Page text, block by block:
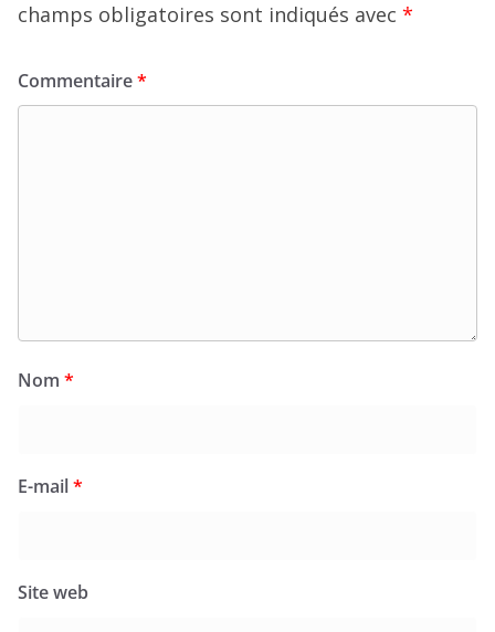
champs obligatoires sont indiqués avec *
Commentaire*
Nom *
E-mail*
Site web